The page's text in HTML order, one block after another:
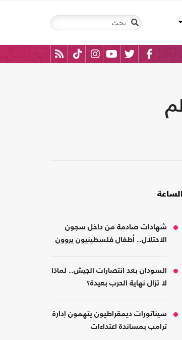
الساعة
شهادات صادمة من داخل سجون
الاحتلال.. أطفال فلسطينيون يروون
السودان بعد انتصارات الجيش.. لماذا
لا تزال نهاية الحرب بعيدة؟
سيناتورات ديمقراطيون يتهمون إدارة
ترامب بمساندة اعتداءات